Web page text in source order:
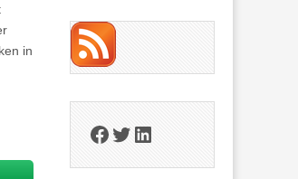
in
Facebook
Twitter
LinkedIn